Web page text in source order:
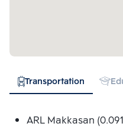
Transportation
ARL Makkasan